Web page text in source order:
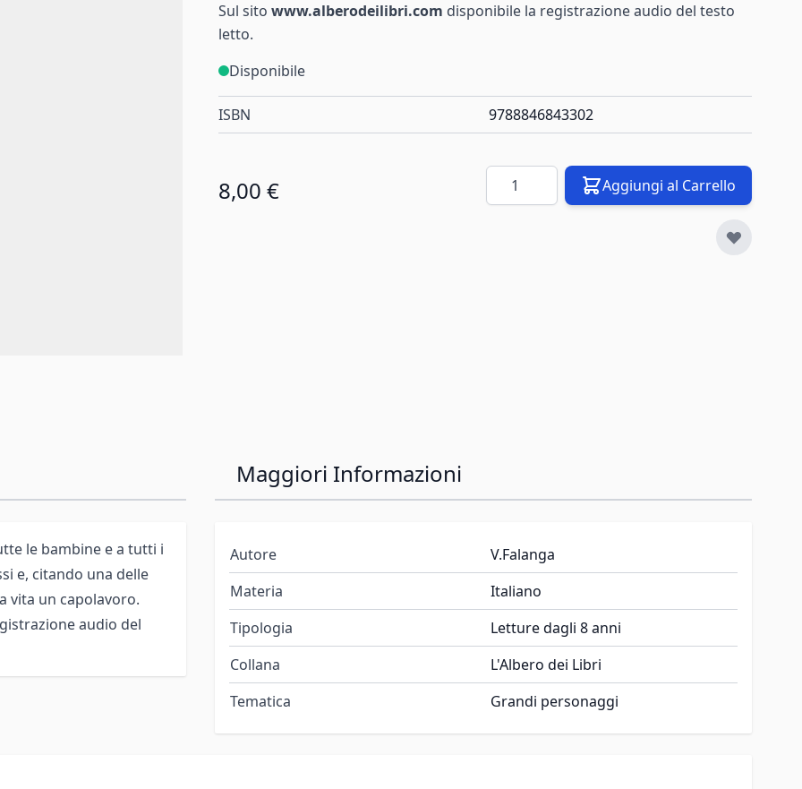
Sul sito www.alberodeilibri.com disponibile la registrazione audio del testo
letto.
Disponibile
ISBN 9788846843302
8,00 € Quantità Aggiungi al Carrello
le bambine e a tutti i
e, citando una delle
vita un capolavoro.
audio del
Maggiori Informazioni
Autore
V.Falanga
Materia
Italiano
Tipologia
Letture dagli 8 anni
Collana
L'Albero dei Libri
Tematica
Grandi personaggi